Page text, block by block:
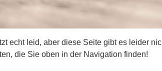
echt leid, aber diese Seite gibt es leider
die Sie oben in der Navigation finden!